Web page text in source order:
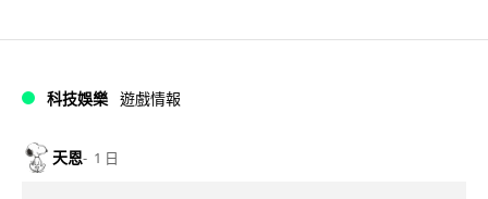
科技娛樂 遊戲情報
天恩 1 日